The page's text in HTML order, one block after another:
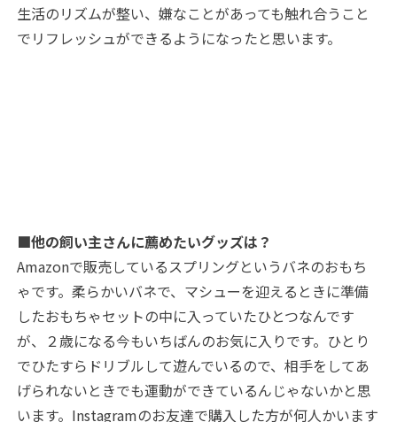
生活のリズムが整い、嫌なことがあっても触れ合うこと
でリフレッシュができるようになったと思います。
■他の飼い主さんに薦めたいグッズは？
Amazonで販売しているスプリングというバネのおもち
ゃです。柔らかいバネで、マシューを迎えるときに準備
したおもちゃセットの中に入っていたひとつなんです
が、２歳になる今もいちばんのお気に入りです。ひとり
でひたすらドリブルして遊んでいるので、相手をしてあ
げられないときでも運動ができているんじゃないかと思
います。Instagramのお友達で購入した方が何人かいます